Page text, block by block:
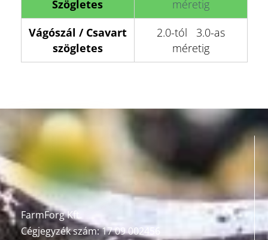
Szögletes
méretig
Vágószál / Csavart
szögletes
2.0-tól 3.0-as
méretig
FarmForg Kft.
Cégjegyzék szám: 17 09 002456